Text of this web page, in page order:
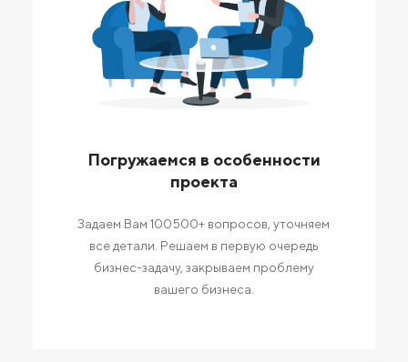
Погружаемся в особенности
проекта
Задаем Вам 100500+ вопросов, уточняем
все детали. Решаем в первую очередь
бизнес-задачу, закрываем проблему
вашего бизнеса.